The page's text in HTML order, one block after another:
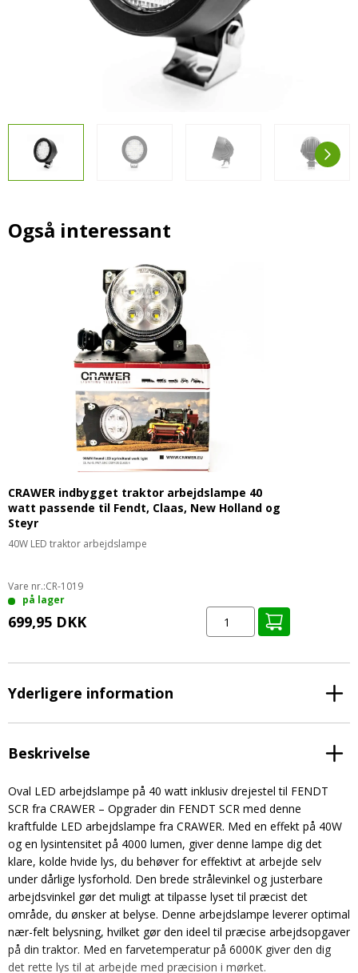
FAQs – Ofte stillede spørgsmål
Også interessant
CRAWER indbygget traktor arbejdslampe 40
watt passende til Fendt, Claas, New Holland og
Steyr
40W LED traktor arbejdslampe
Vare nr.:CR-1019
på lager
699,95 DKK
Yderligere information
Beskrivelse
Oval LED arbejdslampe på 40 watt inklusiv drejestel til FENDT
SCR fra CRAWER – Opgrader din FENDT SCR med denne
kraftfulde LED arbejdslampe fra CRAWER. Med en effekt på 40W
og en lysintensitet på 4000 lumen, giver denne lampe dig det
klare, kolde hvide lys, du behøver for effektivt at arbejde selv
under dårlige lysforhold. Den brede strålevinkel og justerbare
arbejdsvinkel gør det muligt at tilpasse lyset til præcist det
område, du ønsker at belyse. Denne arbejdslampe leverer optimal
nær-felt belysning, hvilket gør den ideel til præcise arbejdsopgaver
på din traktor. Med en farvetemperatur på 6000K giver den dig
det rette lys til at arbejde med præcision i mørket.